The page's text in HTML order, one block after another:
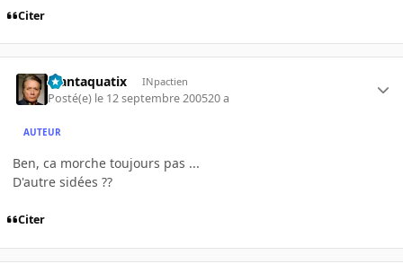
Citer
Plantaquatix INpactien
Posté(e) le 12 septembre 200520 a
AUTEUR
Ben, ca morche toujours pas ...
D'autre sidées ??
Citer